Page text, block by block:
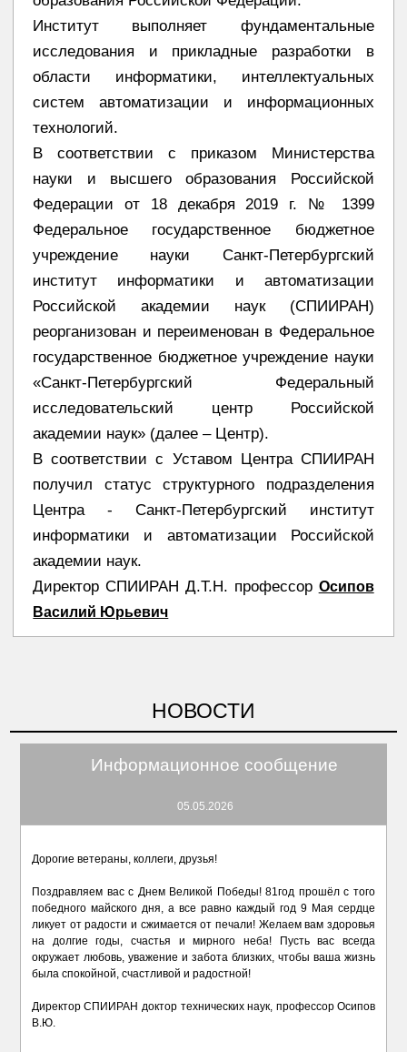
Институт выполняет фундаментальные
исследования и прикладные разработки в
области информатики, интеллектуальных
систем автоматизации и информационных
технологий.
В соответствии с приказом Министерства
науки и высшего образования Российской
Федерации от 18 декабря 2019 г. № 1399
Федеральное государственное бюджетное
учреждение науки Санкт-Петербургский
институт информатики и автоматизации
Российской академии наук (СПИИРАН)
реорганизован и переименован в Федеральное
государственное бюджетное учреждение науки
«Санкт-Петербургский Федеральный
исследовательский центр Российской
академии наук» (далее – Центр).
В соответствии с Уставом Центра СПИИРАН
получил статус структурного подразделения
Центра - Санкт-Петербургский институт
информатики и автоматизации Российской
академии наук.
Директор СПИИРАН Д.Т.Н. профессор Осипов
Василий Юрьевич
НОВОСТИ
Информационное сообщение
05.05.2026
Дорогие ветераны, коллеги, друзья!
Поздравляем вас с Днем Великой Победы! 81год прошёл с того
победного майского дня, а все равно каждый год 9 Мая сердце
ликует от радости и сжимается от печали! Желаем вам здоровья
на долгие годы, счастья и мирного неба! Пусть вас всегда
окружает любовь, уважение и забота близких, чтобы ваша жизнь
была спокойной, счастливой и радостной!
Директор СПИИРАН доктор технических наук, профессор Осипов
В.Ю.